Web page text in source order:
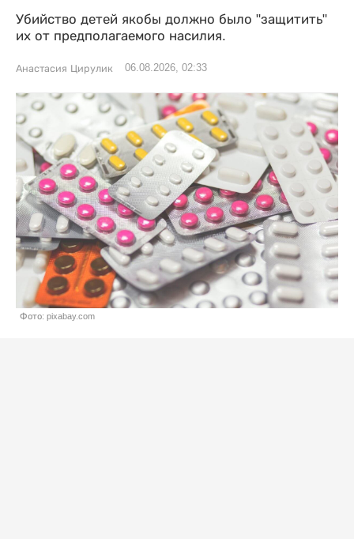
Убийство детей якобы должно было "защитить"
их от предполагаемого насилия.
Анастасия Цирулик 06.08.2026, 02:33
Фото: pixabay.com